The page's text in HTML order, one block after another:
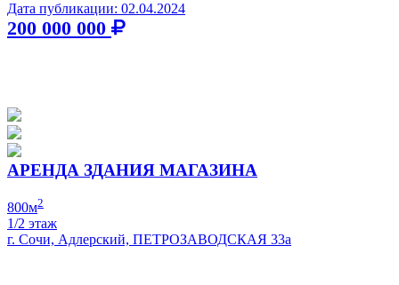
Дата публикации: 02.04.2024
200 000 000
АРЕНДА ЗДАНИЯ МАГАЗИНА
800м2
1/2 этаж
г. Сочи, Адлерский, ПЕТРОЗАВОДСКАЯ 33а